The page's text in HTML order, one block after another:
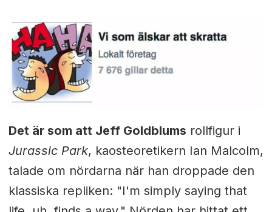
Det är som att Jeff Goldblums rollfigur i
Jurassic Park, kaosteoretikern Ian Malcolm,
talade om nördarna när han droppade den
klassiska repliken: "I'm simply saying that